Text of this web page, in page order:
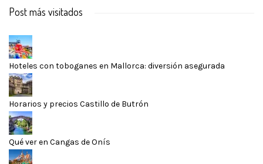
Post más visitados
Hoteles con toboganes en Mallorca: diversión asegurada
Horarios y precios Castillo de Butrón
Qué ver en Cangas de Onís